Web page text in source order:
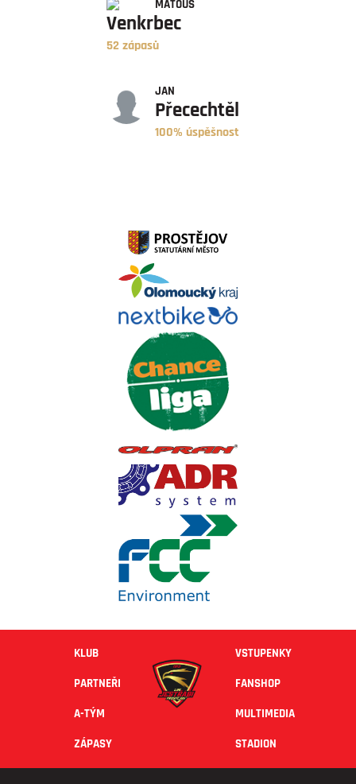
MATOUŠ
Venkrbec
52 zápasů
JAN
Přecechtěl
100% úspěšnost
KLUB
PARTNEŘI
A-TÝM
ZÁPASY
VSTUPENKY
FANSHOP
MULTIMEDIA
STADION